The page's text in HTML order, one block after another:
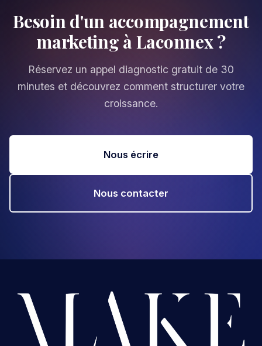
Besoin d'un accompagnement
marketing à Laconnex ?
Réservez un appel diagnostic gratuit de 30
minutes et découvrez comment structurer votre
croissance.
Nous écrire
Nous contacter